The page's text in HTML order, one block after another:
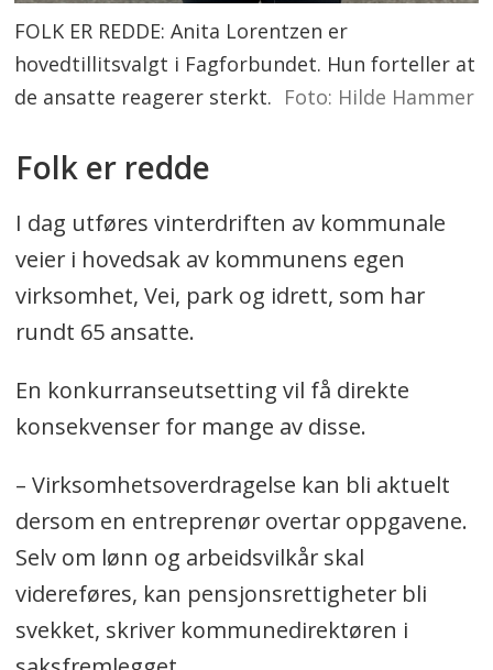
FOLK ER REDDE: Anita Lorentzen er
hovedtillitsvalgt i Fagforbundet. Hun forteller at
de ansatte reagerer sterkt. Foto: Hilde Hammer
Folk er redde
I dag utføres vinterdriften av kommunale
veier i hovedsak av kommunens egen
virksomhet, Vei, park og idrett, som har
rundt 65 ansatte.
En konkurranseutsetting vil få direkte
konsekvenser for mange av disse.
– Virksomhetsoverdragelse kan bli aktuelt
dersom en entreprenør overtar oppgavene.
Selv om lønn og arbeidsvilkår skal
videreføres, kan pensjonsrettigheter bli
svekket, skriver kommunedirektøren i